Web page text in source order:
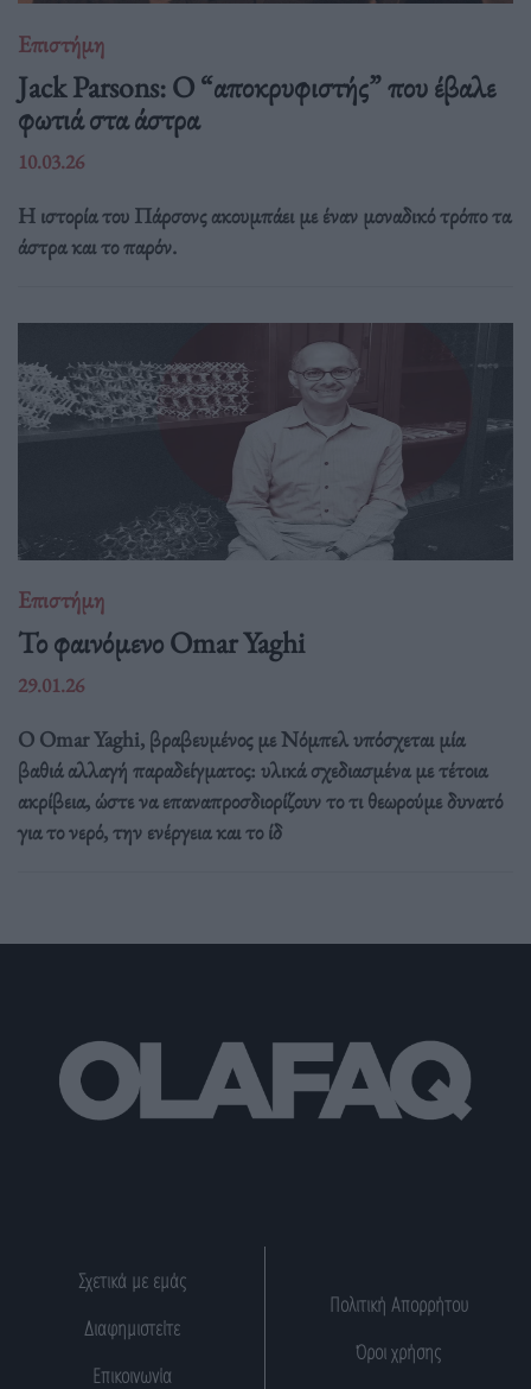
Επιστήμη
Jack Parsons: O “αποκρυφιστής” που έβαλε
φωτιά στα άστρα
10.03.26
Η ιστορία του Πάρσονς ακουμπάει με έναν μοναδικό τρόπο τα
άστρα και το παρόν.
Επιστήμη
Το φαινόμενο Omar Yaghi
29.01.26
Ο Omar Yaghi, βραβευμένος με Νόμπελ υπόσχεται μία
βαθιά αλλαγή παραδείγματος: υλικά σχεδιασμένα με τέτοια
ακρίβεια, ώστε να επαναπροσδιορίζουν το τι θεωρούμε δυνατό
για το νερό, την ενέργεια και το ίδ
Σχετικά με εμάς
Διαφημιστείτε
Επικοινωνία
Πολιτική Απορρήτου
Όροι χρήσης